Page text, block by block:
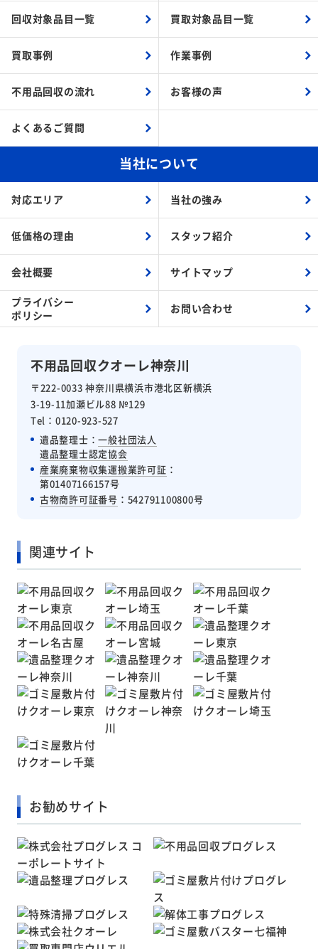
不用品回収クオーレ神奈川
〒222-0033 神奈川県横浜市港北区新横浜
3-19-11加瀬ビル88 №129
Tel：0120-923-527
遺品整理士：一般社団法人
遺品整理士認定協会
産業廃棄物収集運搬業許可証 ：
第01407166157号
古物商許可証番号 ：542791100800号
回収対象品目一覧 買取対象品目一覧
買取事例 作業事例
不用品回収の流れ お客様の声
よくあるご質問
当社について
対応エリア 当社の強み
低価格の理由 スタッフ紹介
会社概要 サイトマップ
プライバシー
ポリシー
お問い合わせ
関連サイト
お勧めサイト